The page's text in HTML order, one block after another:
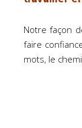
Notre façon
faire
mots, le